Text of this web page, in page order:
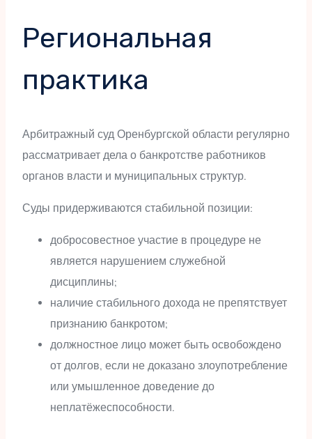
Региональная
практика
Арбитражный суд Оренбургской области регулярно
рассматривает дела о банкротстве работников
органов власти и муниципальных структур.
Суды придерживаются стабильной позиции:
добросовестное участие в процедуре не
является нарушением служебной
дисциплины;
наличие стабильного дохода не препятствует
признанию банкротом;
должностное лицо может быть освобождено
от долгов, если не доказано злоупотребление
или умышленное доведение до
неплатёжеспособности.